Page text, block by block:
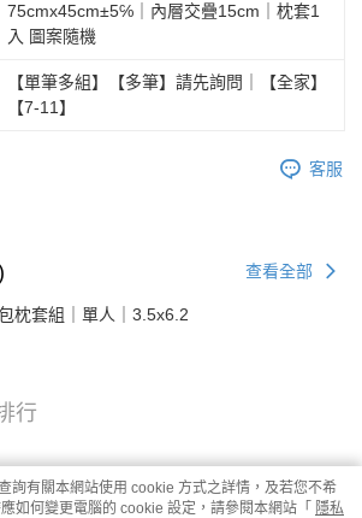
75cmx45cm±5℅｜內層交疊15cm｜枕套1
入 圖案隨機
【單筆多組】【多筆】請先詢問｜【全家】
【7-11】
客服
查看全部
枕套組｜單人｜3.5x6.2
行
詢有關本網站使用 cookie 方式之詳情，及若您不希
如何變更電腦的 cookie 設定，請參閱本網站「 隱私